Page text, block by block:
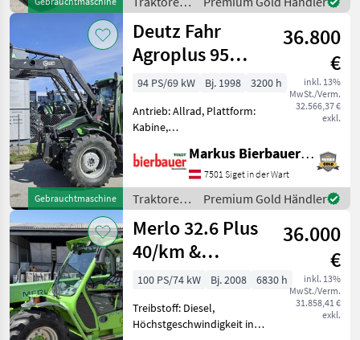
Anhängevorrichtung (mm):
38mm, Oberl
/ Deutz
Fahr
Gebrauchtmaschine
Deutz Fahr
Agroplus 95
Classic
36.800
€
inkl. 13%
MwSt./Verm.
32.566,37 €
exkl.
94 PS/69 kW Bj. 1998
3200 h
Antrieb: Allrad, Plattform:
Kabine,
540/540E/1000/1000E,
Höchstgeschwindigkeit in
km/h: 40 km/h,
Bolzengröße
Anhängevorrichtung (mm):
32mm, Oberlenker
Markus Bierbauer GmbH
7501 Siget in der Wart
Traktoren
/ Deutz
Fahr
Premium Gold Händler
Merlo 32.6 Plus
40/km &
Typenschein
2,0m Bauhöhe
36.000
€
inkl. 13%
MwSt./Verm.
31.858,41 €
exkl.
100 PS/74 kW Bj. 2008
6830 h
Treibstoff: Diesel,
Höchstgeschwindigkeit in